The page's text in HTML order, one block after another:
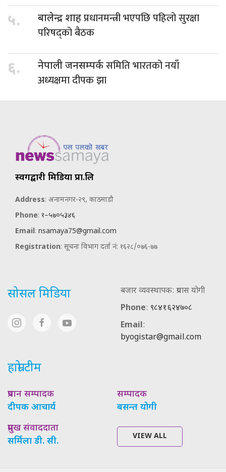
५. बालेन्द्र शाहप्रधानमन्त्री भएपछि पहिलो सुरक्षा
परिषद्को बैठक
६. नेपाली जनसम्पर्कसमिति भारतको नयाँ
अध्यक्षमा दीपक झा
स्वर्गद्वारी मिडिया प्रा.लि
Address: अनामनगर-२९, काठमाडौ
Phone: १–५७०५३४६
Email: nsamaya75@gmail.com
Registration: सूचना विभाग दर्ता नं: १६२८/०७६-७७
सोसल मिडिया
बजार व्यवस्थापक: प्रयास योगी
Phone: ९८४१६२४७०८
Email:
byogistar@gmail.com
हाम्रो टीम
प्रधान सम्पादक
दीपक आचार्य
सम्पादक
बसन्त योगी
प्रमुख संवाददाता
सर्मिला डी. सी.
VIEW ALL